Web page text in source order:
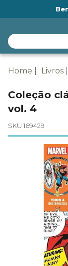
Home Livros
Coleção
vol. 4
SKU 169429